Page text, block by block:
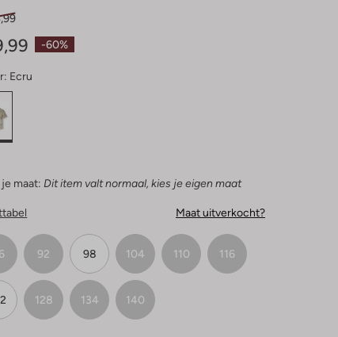
-60%
Ecru
je maat: Dit item valt normaal, kies je eigen maat
Maat uitverkocht?
92 98 104 110 116
128 134 140